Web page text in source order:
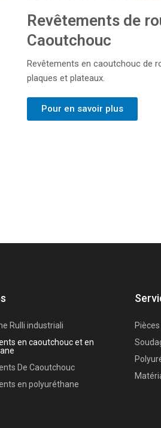
Revêtements de
Caoutchouc
Revêtements en caoutchouc de
plaques et plateaux.
Pour en savoir plus
Rulli industriali
en caoutchouc et en
De Caoutchouc
en polyuréthane